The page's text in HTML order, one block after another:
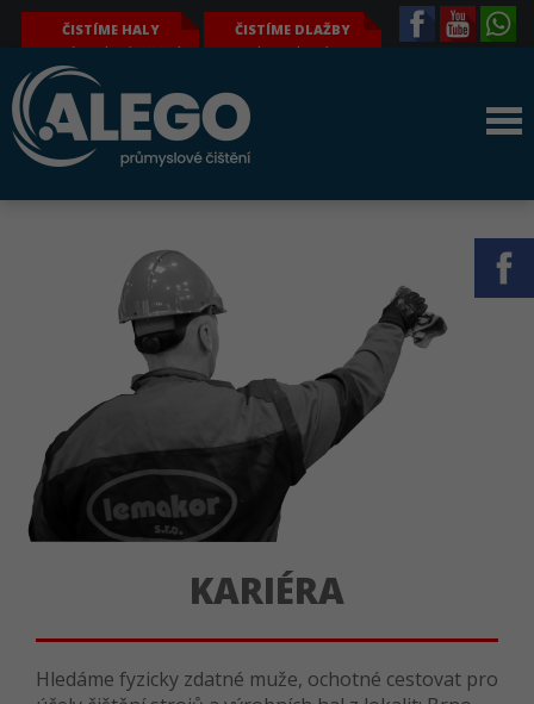
ČISTÍME HALY
průmyslové čištění
výrobních hal – tj.
obvodových plášťů,
světlíků, jeřábů a
jeřábových drah,
konstrukcí, podlahy
atd.
ČISTÍME DLAŽBY
komplexní a
zámkových a jiných
dlažeb, parkovacích
povrchů
KARIÉRA
Hledáme fyzicky zdatné muže, ochotné cestovat pro